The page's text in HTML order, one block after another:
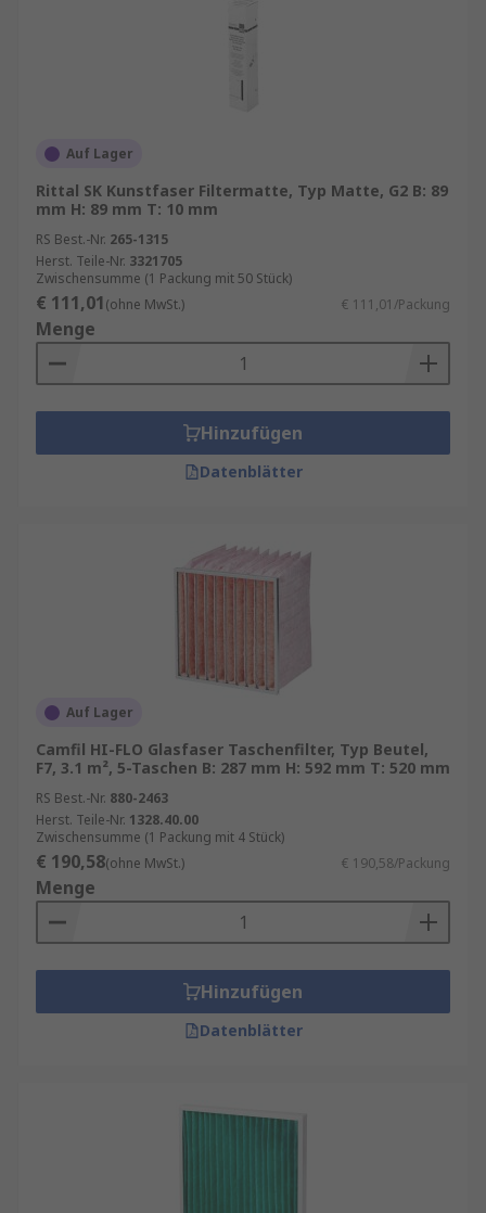
Auf Lager
Rittal SK Kunstfaser Filtermatte, Typ Matte, G2 B: 89
mm H: 89 mm T: 10 mm
RS Best.-Nr. 265-1315
Herst. Teile-Nr. 3321705
Zwischensumme (1 Packung mit 50 Stück)
€ 111,01(ohne MwSt.) € 111,01/Packung
Menge
Hinzufügen
Datenblätter
Auf Lager
Camfil HI-FLO Glasfaser Taschenfilter, Typ Beutel,
F7, 3.1 m², 5-Taschen B: 287 mm H: 592 mm T: 520 mm
RS Best.-Nr. 880-2463
Herst. Teile-Nr. 1328.40.00
Zwischensumme (1 Packung mit 4 Stück)
€ 190,58(ohne MwSt.) € 190,58/Packung
Menge
Hinzufügen
Datenblätter